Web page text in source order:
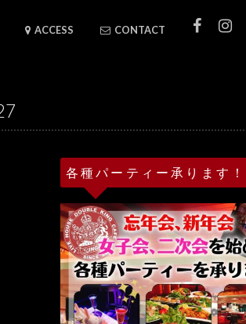
ACCESS CONTACT
各種パーティー承ります！